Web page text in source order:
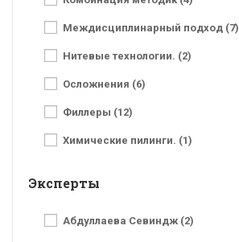
Междисциплинарный подход (7)
Нитевые технологии. (2)
Осложнения (6)
Филлеры (12)
Химические пилинги. (1)
Эксперты
Абдуллаева Севиндж (2)